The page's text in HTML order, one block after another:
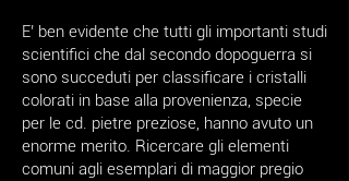
E’ ben evidente che tutti gli importanti studi
scientifici che dal secondo dopoguerra si
sono succeduti per classificare i cristalli
colorati in base alla provenienza, specie
per le cd. pietre preziose, hanno avuto un
enorme merito. Ricercare gli elementi
comuni agli esemplari di maggior pregio